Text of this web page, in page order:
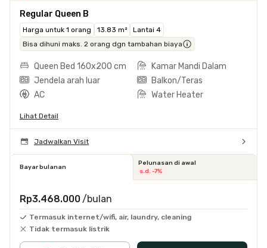
Regular Queen B
Harga untuk 1 orang 13.83 m²
Lantai 4
Bisa dihuni maks. 2 orang dgn tambahan biaya
Queen Bed 160x200 cm
Kamar Mandi Dalam
Jendela arah luar
Balkon/Teras
AC
Water Heater
Lihat Detail
Jadwalkan Visit
Bayar bulanan
Pelunasan di awal
s.d. -7%
Rp3.468.000 /bulan
Termasuk internet/wifi, air, laundry, cleaning
Tidak termasuk listrik